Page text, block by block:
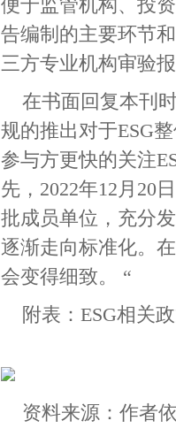
便于监管机构、投
告编制的主要环节
三方专业机构审验
在书面回复本刊
规的推出对于ESG
参与方更快的关注
先，2022年12月20
批成员单位，充分
逐渐走向标准化。
会变得细致。 “
附表：ESG相关
资料来源：作者